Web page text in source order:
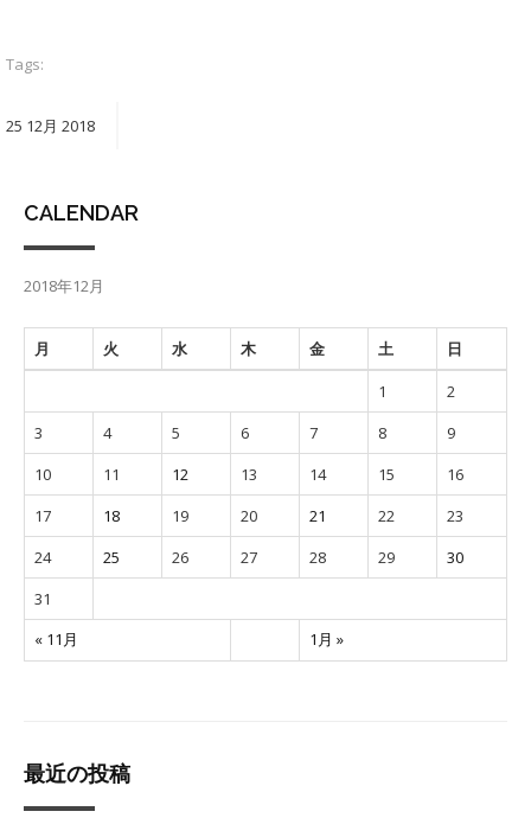
Tags:
25 12月 2018
CALENDAR
2018年12月
月 火 水 木 金 土 日
« 11月 1月 »
1
2
3
4 5 6 7 8
9
10
11 12 13 14 15
16
17
18 19 20 21 22
23
24
25 26 27 28 29
30
31
最近の投稿